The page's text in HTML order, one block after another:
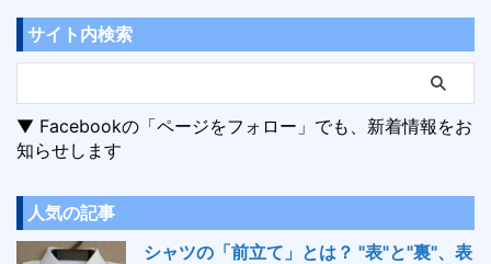
サイト内検索
▼ Facebookの「ページをフォロー」でも、新着情報をお
知らせします
人気の記事
シャツの「前立て」とは？ "表"と"裏"、表